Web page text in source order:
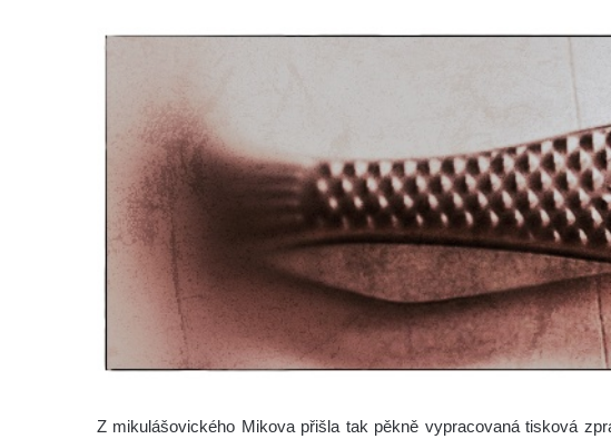
Z mikulášovického Mikova přišla tak pěkně vypracovaná tisková